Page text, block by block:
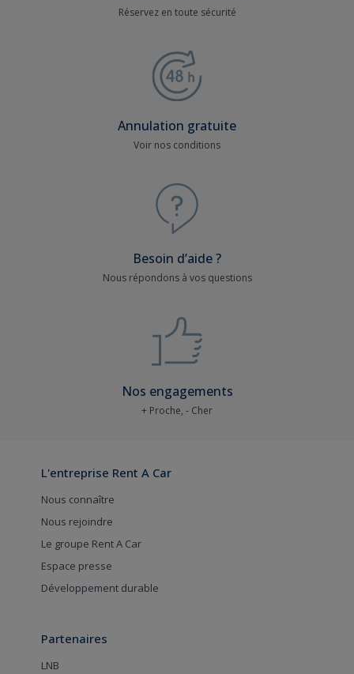
Réservez en toute sécurité
Annulation gratuite
Voir nos conditions
Besoin d’aide ?
Nous répondons à vos questions
Nos engagements
+ Proche, - Cher
L'entreprise Rent A Car
Nous connaître
Nous rejoindre
Le groupe Rent A Car
Espace presse
Développement durable
Partenaires
LNB